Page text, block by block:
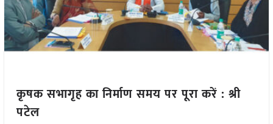
कृषक सभागृह का निर्माण समय पर पूरा करें : श्री
पटेल